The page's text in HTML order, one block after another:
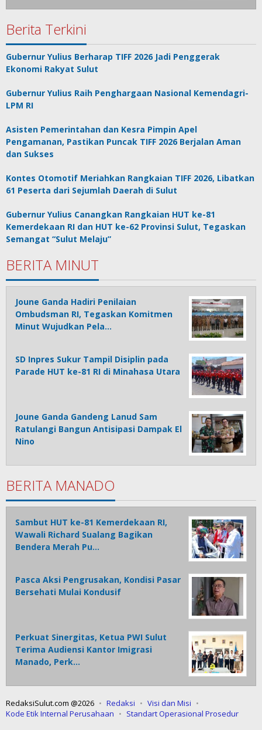
Berita Terkini
Gubernur Yulius Berharap TIFF 2026 Jadi Penggerak
Ekonomi Rakyat Sulut
Gubernur Yulius Raih Penghargaan Nasional Kemendagri-
LPM RI
Asisten Pemerintahan dan Kesra Pimpin Apel
Pengamanan, Pastikan Puncak TIFF 2026 Berjalan Aman
dan Sukses
Kontes Otomotif Meriahkan Rangkaian TIFF 2026, Libatkan
61 Peserta dari Sejumlah Daerah di Sulut
Gubernur Yulius Canangkan Rangkaian HUT ke-81
Kemerdekaan RI dan HUT ke-62 Provinsi Sulut, Tegaskan
Semangat “Sulut Melaju”
BERITA MINUT
Joune Ganda Hadiri Penilaian
Ombudsman RI, Tegaskan Komitmen
Minut Wujudkan Pela…
SD Inpres Sukur Tampil Disiplin pada
Parade HUT ke-81 RI di Minahasa Utara
Joune Ganda Gandeng Lanud Sam
Ratulangi Bangun Antisipasi Dampak El
Nino
BERITA MANADO
Sambut HUT ke-81 Kemerdekaan RI,
Wawali Richard Sualang Bagikan
Bendera Merah Pu…
Pasca Aksi Pengrusakan, Kondisi Pasar
Bersehati Mulai Kondusif
Perkuat Sinergitas, Ketua PWI Sulut
Terima Audiensi Kantor Imigrasi
Manado, Perk…
RedaksiSulut.com @2026 Redaksi
Visi dan Misi
Kode Etik Internal Perusahaan
Standart Operasional Prosedur